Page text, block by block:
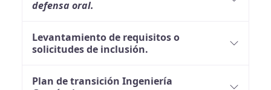
defensa oral.
Levantamiento de requisitos o
solicitudes de inclusión.
Plan de transición Ingeniería